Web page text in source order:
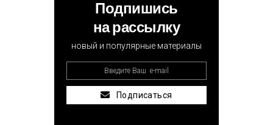
Подпишись
на рассылку
новый и популярные материалы
Подписаться